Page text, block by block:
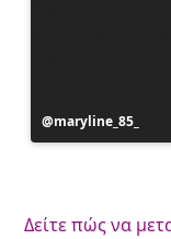
Η
ανάρτηση
maryline_85_
Δείτε πώς να